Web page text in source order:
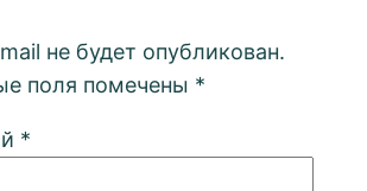
не будет опубликован.
поля помечены *
*